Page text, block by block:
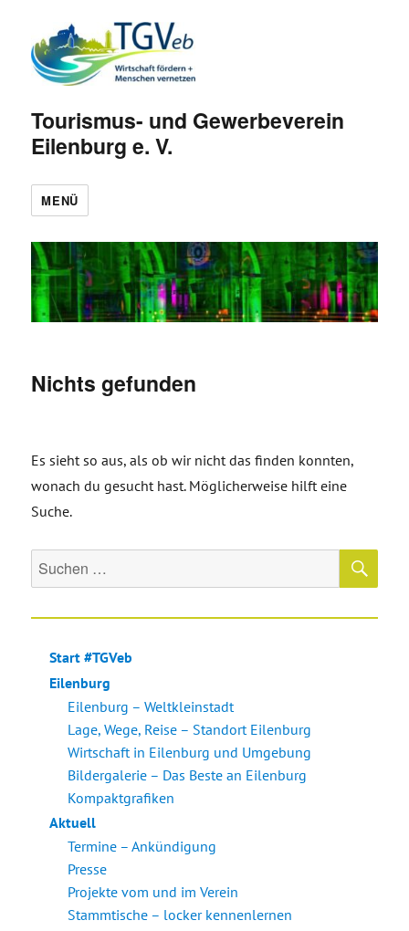
Tourismus- und Gewerbeverein
Eilenburg e. V.
MENÜ
Nichts gefunden
Es sieht so aus, als ob wir nicht das finden konnten,
wonach du gesucht hast. Möglicherweise hilft eine
Suche.
Suche
nach:
Start #TGVeb
Eilenburg
Eilenburg – Weltkleinstadt
Lage, Wege, Reise – Standort Eilenburg
Wirtschaft in Eilenburg und Umgebung
Bildergalerie – Das Beste an Eilenburg
Kompaktgrafiken
Aktuell
Termine – Ankündigung
Presse
Projekte vom und im Verein
Stammtische – locker kennenlernen